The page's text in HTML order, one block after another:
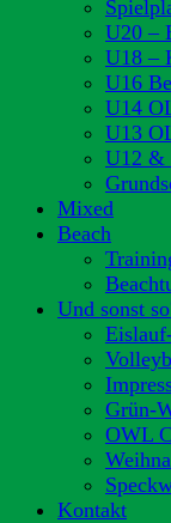
U20 –
U18 –
U16
U14
U13
U12 &
Mixed
Beach
Und sonst
Grün-
OWL
Kontakt